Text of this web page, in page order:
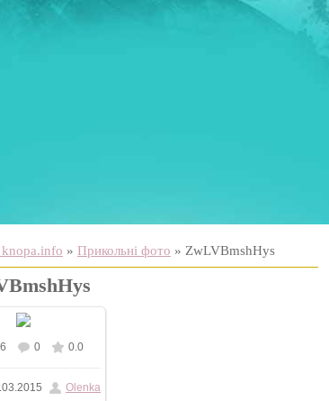
knopa.info » Прикольні фото » ZwLVBmshHys
розмірі
/ 54.8Kb
0 0.0
Olenka